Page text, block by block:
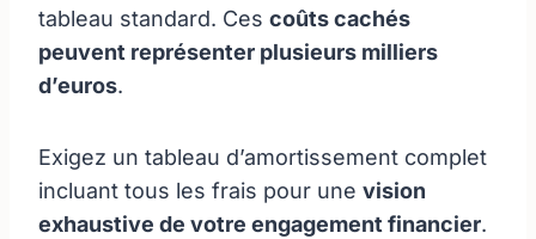
tableau standard. Ces coûts cachés
peuvent représenter plusieurs milliers
d’euros.
Exigez un tableau d’amortissement complet
incluant tous les frais pour une vision
exhaustive de votre engagement financier.